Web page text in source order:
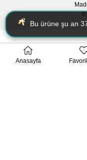
©
Anasayfa
Bu ürüne şu an